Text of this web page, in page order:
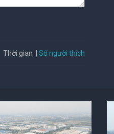
Thời gian Số người thích